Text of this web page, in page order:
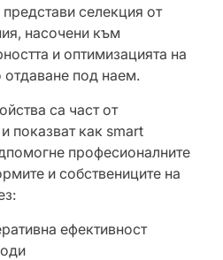
селекция от
насочени към
и оптимизацията на
под наем.
са част от
показват как smart
професионалните
и собствениците на
ефективност